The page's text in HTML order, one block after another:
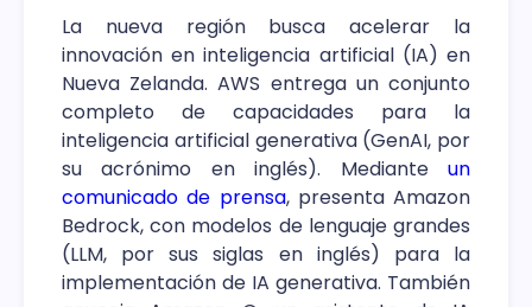
La nueva región busca acelerar la
innovación en inteligencia artificial (IA) en
Nueva Zelanda. AWS entrega un conjunto
completo de capacidades para la
inteligencia artificial generativa (GenAI, por
su acrónimo en inglés). Mediante un
comunicado de prensa, presenta Amazon
Bedrock, con modelos de lenguaje grandes
(LLM, por sus siglas en inglés) para la
implementación de IA generativa. También